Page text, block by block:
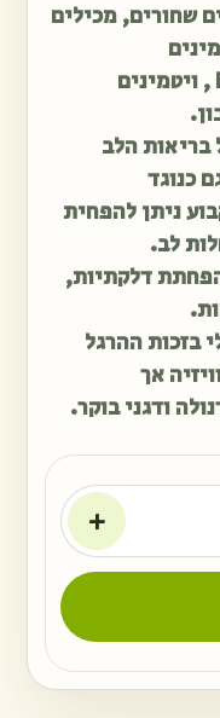
שחורים, מכילים
ומינרלים כגון ברזל, סידן, ויטמיןE , ויטמינים
בריאות הלב
ניתן להפחית
לב.
דלקתיות,
בזכות ההרגל
אך
ודגני בוקר.
+